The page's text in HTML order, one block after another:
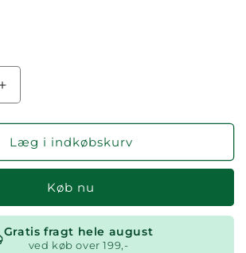
Øg
antallet
for
Viskestykke
Læg i indkøbskurv
Køb nu
Gratis fragt hele august
ved køb over 199,-